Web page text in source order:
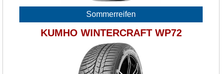
Sommerreifen
KUMHO WINTERCRAFT WP72